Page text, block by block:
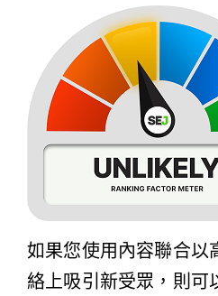
如果您使用內容聯合以
絡上吸引新受眾，則可